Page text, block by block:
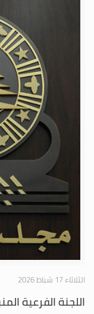
الثلاثاء 17 شباط 2026
اللجنة الفرعية